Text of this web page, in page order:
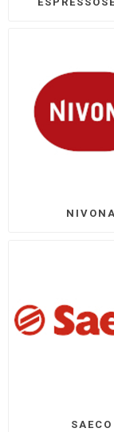
NIVONA
SAECO